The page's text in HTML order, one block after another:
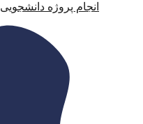
انجام پروژه دانشجویی